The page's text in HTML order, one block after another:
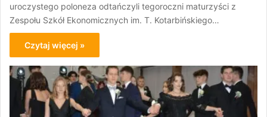
uroczystego poloneza odtańczyli tegoroczni maturzyści z
Zespołu Szkół Ekonomicznych im. T. Kotarbińskiego…
Czytaj więcej »